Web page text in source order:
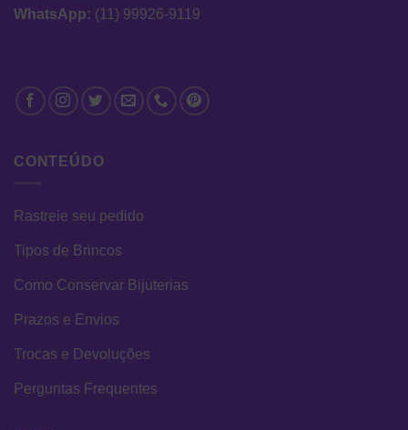
WhatsApp: (11) 99926-9119
CONTEÚDO
Rastreie seu pedido
Tipos de Brincos
Como Conservar Bijuterias
Prazos e Envios
Trocas e Devoluções
Perguntas Frequentes